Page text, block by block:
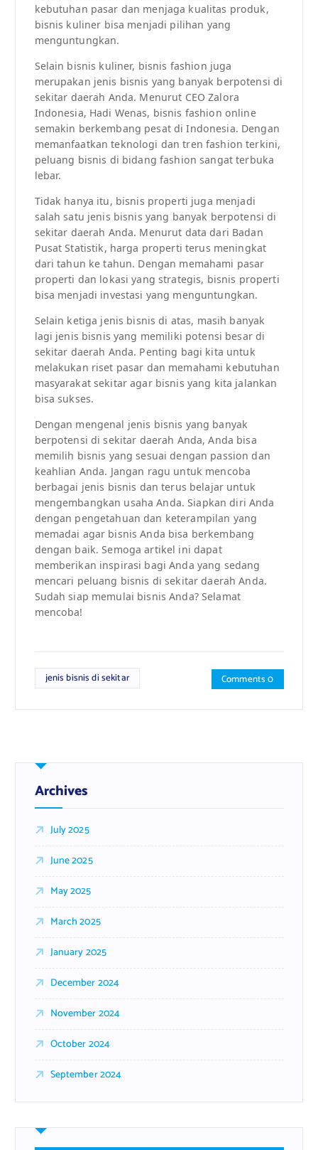
kebutuhan pasar dan menjaga kualitas produk,
bisnis kuliner bisa menjadi pilihan yang
menguntungkan.
Selain bisnis kuliner, bisnis fashion juga
merupakan jenis bisnis yang banyak berpotensi di
sekitar daerah Anda. Menurut CEO Zalora
Indonesia, Hadi Wenas, bisnis fashion online
semakin berkembang pesat di Indonesia. Dengan
memanfaatkan teknologi dan tren fashion terkini,
peluang bisnis di bidang fashion sangat terbuka
lebar.
Tidak hanya itu, bisnis properti juga menjadi
salah satu jenis bisnis yang banyak berpotensi di
sekitar daerah Anda. Menurut data dari Badan
Pusat Statistik, harga properti terus meningkat
dari tahun ke tahun. Dengan memahami pasar
properti dan lokasi yang strategis, bisnis properti
bisa menjadi investasi yang menguntungkan.
Selain ketiga jenis bisnis di atas, masih banyak
lagi jenis bisnis yang memiliki potensi besar di
sekitar daerah Anda. Penting bagi kita untuk
melakukan riset pasar dan memahami kebutuhan
masyarakat sekitar agar bisnis yang kita jalankan
bisa sukses.
Dengan mengenal jenis bisnis yang banyak
berpotensi di sekitar daerah Anda, Anda bisa
memilih bisnis yang sesuai dengan passion dan
keahlian Anda. Jangan ragu untuk mencoba
berbagai jenis bisnis dan terus belajar untuk
mengembangkan usaha Anda. Siapkan diri Anda
dengan pengetahuan dan keterampilan yang
memadai agar bisnis Anda bisa berkembang
dengan baik. Semoga artikel ini dapat
memberikan inspirasi bagi Anda yang sedang
mencari peluang bisnis di sekitar daerah Anda.
Sudah siap memulai bisnis Anda? Selamat
mencoba!
jenis bisnis di sekitar Comments 0
Archives
July 2025
June 2025
May 2025
March 2025
January 2025
December 2024
November 2024
October 2024
September 2024